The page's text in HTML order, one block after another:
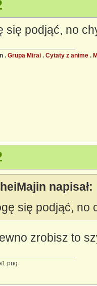
się podjąć, no
. Grupa Mirai . Cytaty z anime .
napisał:
się podjąć, no
zrobisz to